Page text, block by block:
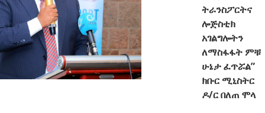
ትራንስፖርትና
ሎጅስቲክ
አገልግሎትን
ለማስፋፋት ምቹ
ሁኔታ ፈጥሯል”
ክቡር ሚኒስትር
ዶ/ር በለጠ ሞላ